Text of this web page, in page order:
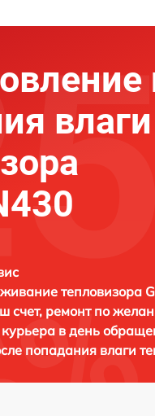
влаги
тепловизора
счет, ремонт по
в день
попадания влаги